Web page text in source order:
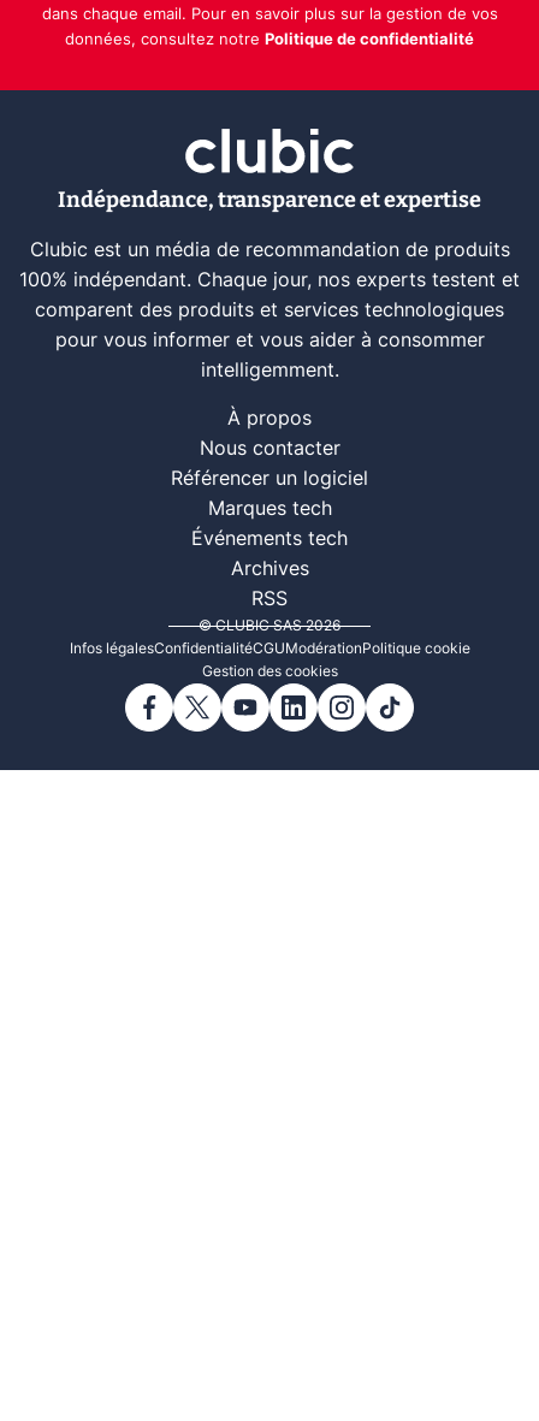
dans chaque email. Pour en savoir plus sur la gestion de vos
données, consultez notre Politique de confidentialité
Indépendance, transparence et expertise
Clubic est un média de recommandation de produits
100% indépendant. Chaque jour, nos experts testent et
comparent des produits et services technologiques
pour vous informer et vous aider à consommer
intelligemment.
À propos
Nous contacter
Référencer un logiciel
Marques tech
Événements tech
Archives
RSS
© CLUBIC SAS 2026
Infos légalesConfidentialitéCGUModérationPolitique cookie
Gestion des cookies